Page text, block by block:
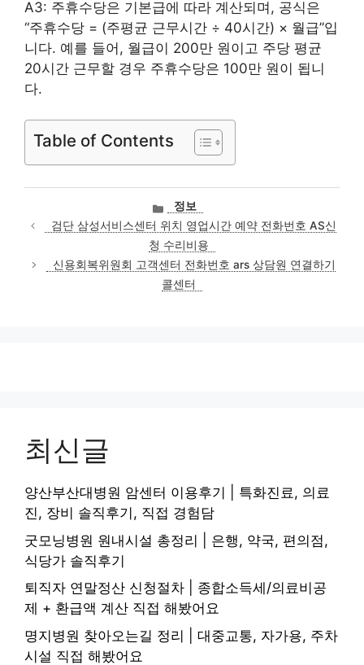
A3: 주휴수당은 기본급에 따라 계산되며, 공식은
“주휴수당 = (주평균 근무시간 ÷ 40시간) × 월급”입
니다. 예를 들어, 월급이 200만 원이고 주당 평균
20시간 근무할 경우 주휴수당은 100만 원이 됩니
다.
Table of Contents
카
테
고
리
정보
검단 삼성서비스센터 위치 영업시간 예약 전화번호 AS신
청 수리비용
신용회복위원회 고객센터 전화번호 ars 상담원 연결하기
콜센터
최신글
양산부산대병원 암센터 이용후기 | 특화진료, 의료
진, 장비 솔직후기, 직접 경험담
굿모닝병원 원내시설 총정리 | 은행, 약국, 편의점,
식당가 솔직후기
퇴직자 연말정산 신청절차 | 종합소득세/의료비공
제 + 환급액 계산 직접 해봤어요
명지병원 찾아오는길 정리 | 대중교통, 자가용, 주차
시설 직접 해봤어요